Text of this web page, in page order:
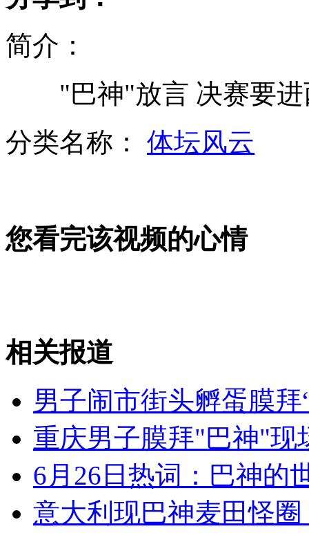
陶虹张靓颖三亚介绍新作
吴宗宪否认破产传闻
山西运城恶犬咬伤多人 警民合力深夜将其击毙
女孩北京地铁殴打老人 痛下狠手拳打脚踢
无痛分娩是否安全 医生回应
简介：
"巴神"放言 决赛要进
分类名称： 体坛风云
您看完该视频的心情
相关报道
男子闹市街头孵蛋膜
重庆男子膜拜"巴神"现
6月26日热词：巴神的
意大利现巴神麦田怪